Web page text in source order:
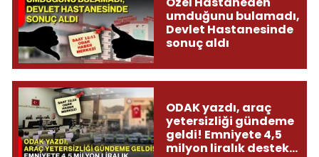
umduğunu bulamadı,
Devlet Hastanesinde
sonuç aldı
ODAK yazdı, araç
yetersizliği gündeme
geldi! Emniyete 4,5
milyon liralık destek